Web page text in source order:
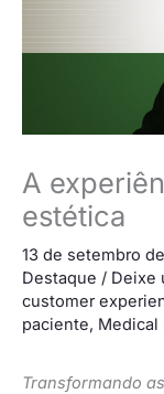
A
estética
13 de setembro
Destaque / Deixe
customer
paciente, Medical
Transformando